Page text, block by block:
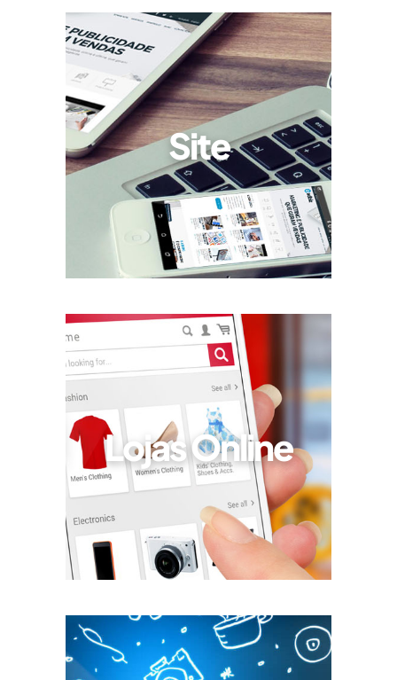
Site
Lojas Online